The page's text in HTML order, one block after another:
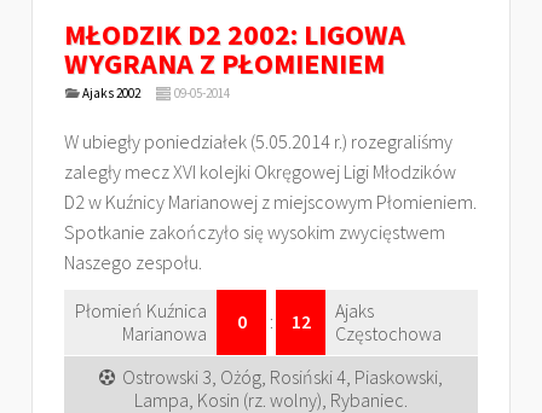
MŁODZIK D2 2002: LIGOWA
WYGRANA Z PŁOMIENIEM
Ajaks 2002 09-05-2014
W ubiegły poniedziałek (5.05.2014 r.) rozegraliśmy
zaległy mecz XVI kolejki Okręgowej Ligi Młodzików
D2 w Kuźnicy Marianowej z miejscowym Płomieniem.
Spotkanie zakończyło się wysokim zwycięstwem
Naszego zespołu.
Płomień Kuźnica
Marianowa
0 : 12
Ajaks
Częstochowa
Ostrowski 3, Ożóg, Rosiński 4, Piaskowski,
Lampa, Kosin (rz. wolny), Rybaniec.